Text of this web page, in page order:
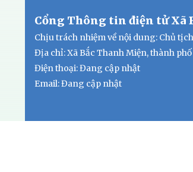
Cổng Thông tin điện tử Xã
Chịu trách nhiệm về nội dung: Chủ
Địa chỉ: Xã Bắc Thanh Miện, thành
Điện thoại: Đang cập nhật
Email:Đang cập nhật